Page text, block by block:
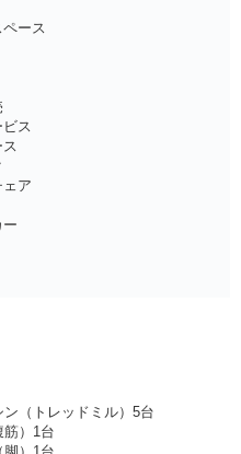
ース
ス
ア
（トレッドミル）5台
筋）1台